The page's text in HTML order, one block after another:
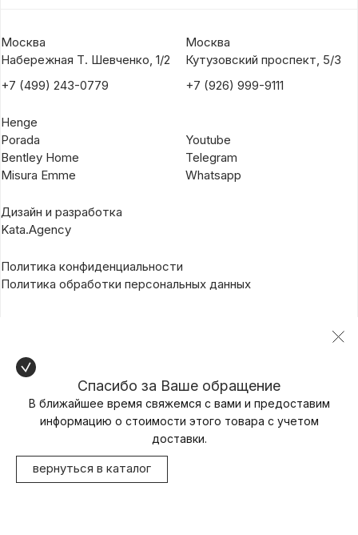
Москва
Набережная Т. Шевченко, 1/2
+7 (499) 243-0779
Москва
Кутузовский проспект, 5/3
+7 (926) 999-9111
Henge
Porada
Bentley Home
Misura Emme
Youtube
Telegram
Whatsapp
Дизайн и разработка
Kata.Agency
Политика конфиденциальности
Политика обработки персональных данных
Спасибо за Ваше обращение
В ближайшее время свяжемся с вами и предоставим
информацию о стоимости этого товара с учетом
доставки.
вернуться в каталог